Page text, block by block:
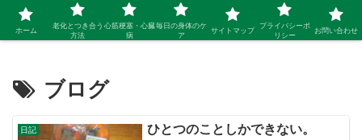
シニア 新しい人生を開拓するブログ
ブログ
日記 ひとつのことしかできない。
ホーム
老化とつき合う
方法
心筋梗塞・心臓
病
毎日の身体のケ
ア
サイトマップ
プライバシーポ
リシー
お問い合わせ